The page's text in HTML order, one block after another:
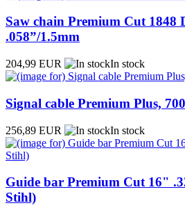
Saw chain Premium Cut 1848
.058”/1.5mm
204,99 EUR In stock
Signal cable Premium Plus,
256,89 EUR In stock
Guide bar Premium Cut 16"
Stihl)